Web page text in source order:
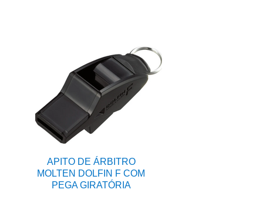
APITO DE ÁRBITRO
MOLTEN DOLFIN F COM
PEGA GIRATÓRIA